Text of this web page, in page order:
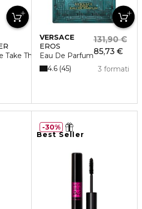
Take The Day Off
VERSACE
EROS
Eau De Parfum85,73 €
131,90 €
3 formati
4.6 45
Best Seller
30%